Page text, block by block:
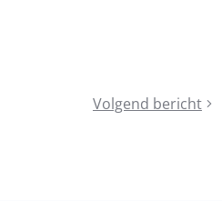
Volgend bericht
publiqForum